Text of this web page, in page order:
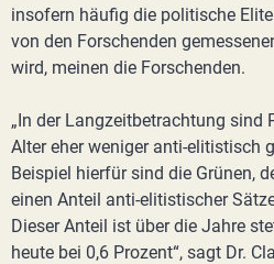
insofern häufig die politische
von den Forschenden
wird, meinen die Forschenden.
„In der Langzeitbetrachtung sind
Alter eher weniger anti-elitistisch
Beispiel hierfür sind die Grünen,
einen Anteil anti-elitistischer
Dieser Anteil ist über die Jahre
heute bei 0,6 Prozent“, sagt Dr.